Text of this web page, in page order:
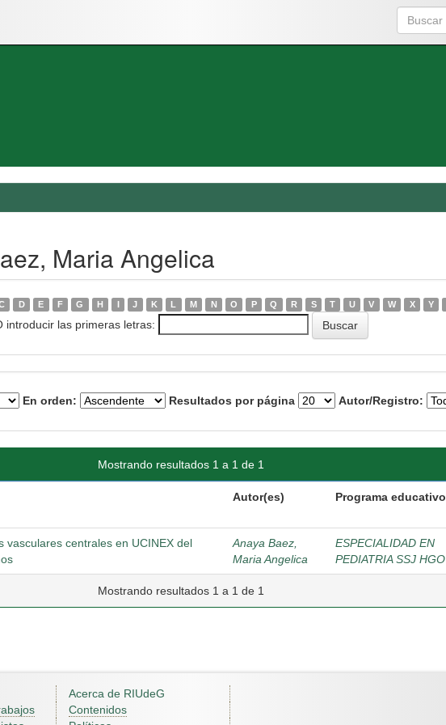
Maria Angelica
D E F G H I J K L M N O P Q R S T U V W X Y
introducir las primeras letras:
En orden: Resultados por página Autor/Registro:
Mostrando resultados 1 a 1 de 1
Autor(es) Programa educativo
vasculares centrales en UCINEX del
Anaya Baez,
Maria Angelica
ESPECIALIDAD EN
PEDIATRIA SSJ HGO
Mostrando resultados 1 a 1 de 1
Acerca de RIUdeG
Contenidos